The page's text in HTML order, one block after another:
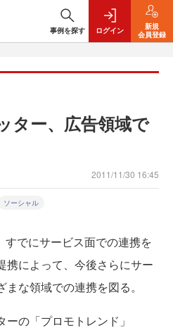
事例を探す ログイン
新規
会員登録
ター、広告領域で
2011/11/30 16:45
ソーシャル
でにサービス面での連携を
携によって、今後さらにサー
な領域での連携を図る。
の「プロモトレンド」